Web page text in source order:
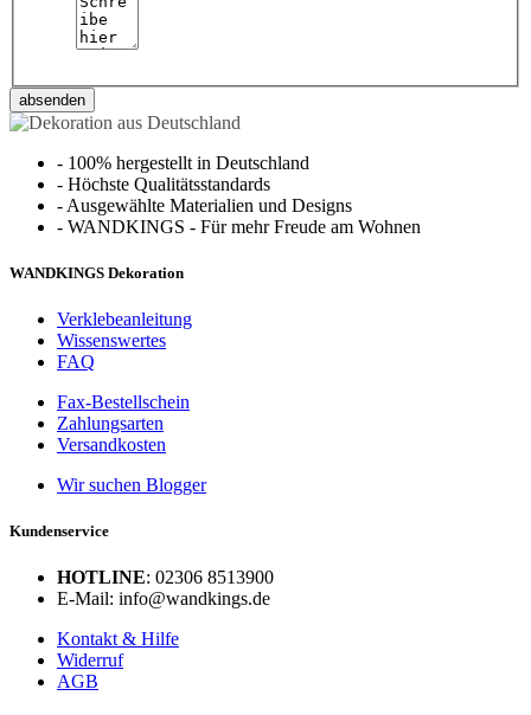
absenden
- 100% hergestellt in Deutschland
- Höchste Qualitätsstandards
- Ausgewählte Materialien und Designs
- WANDKINGS - Für mehr Freude am Wohnen
WANDKINGS Dekoration
Verklebeanleitung
Wissenswertes
FAQ
Fax-Bestellschein
Zahlungsarten
Versandkosten
Wir suchen Blogger
Kundenservice
HOTLINE: 02306 8513900
E-Mail: info@wandkings.de
Kontakt & Hilfe
Widerruf
AGB